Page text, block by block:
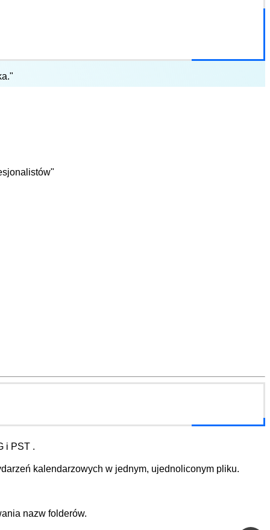
i PST .
kalendarzowych w jednym, ujednoliconym pliku.
nazw folderów.